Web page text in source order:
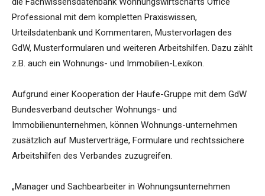
Professional mit dem kompletten Praxiswissen,
Urteilsdatenbank und Kommentaren, Mustervorlagen des
GdW, Musterformularen und weiteren Arbeitshilfen. Dazu zählt
z.B. auch ein Wohnungs- und Immobilien-Lexikon.
Aufgrund einer Kooperation der Haufe-Gruppe mit dem GdW
Bundesverband deutscher Wohnungs- und
Immobilienunternehmen, können Wohnungs-unternehmen
zusätzlich auf Musterverträge, Formulare und rechtssichere
Arbeitshilfen des Verbandes zuzugreifen.
„Manager und Sachbearbeiter in Wohnungsunternehmen